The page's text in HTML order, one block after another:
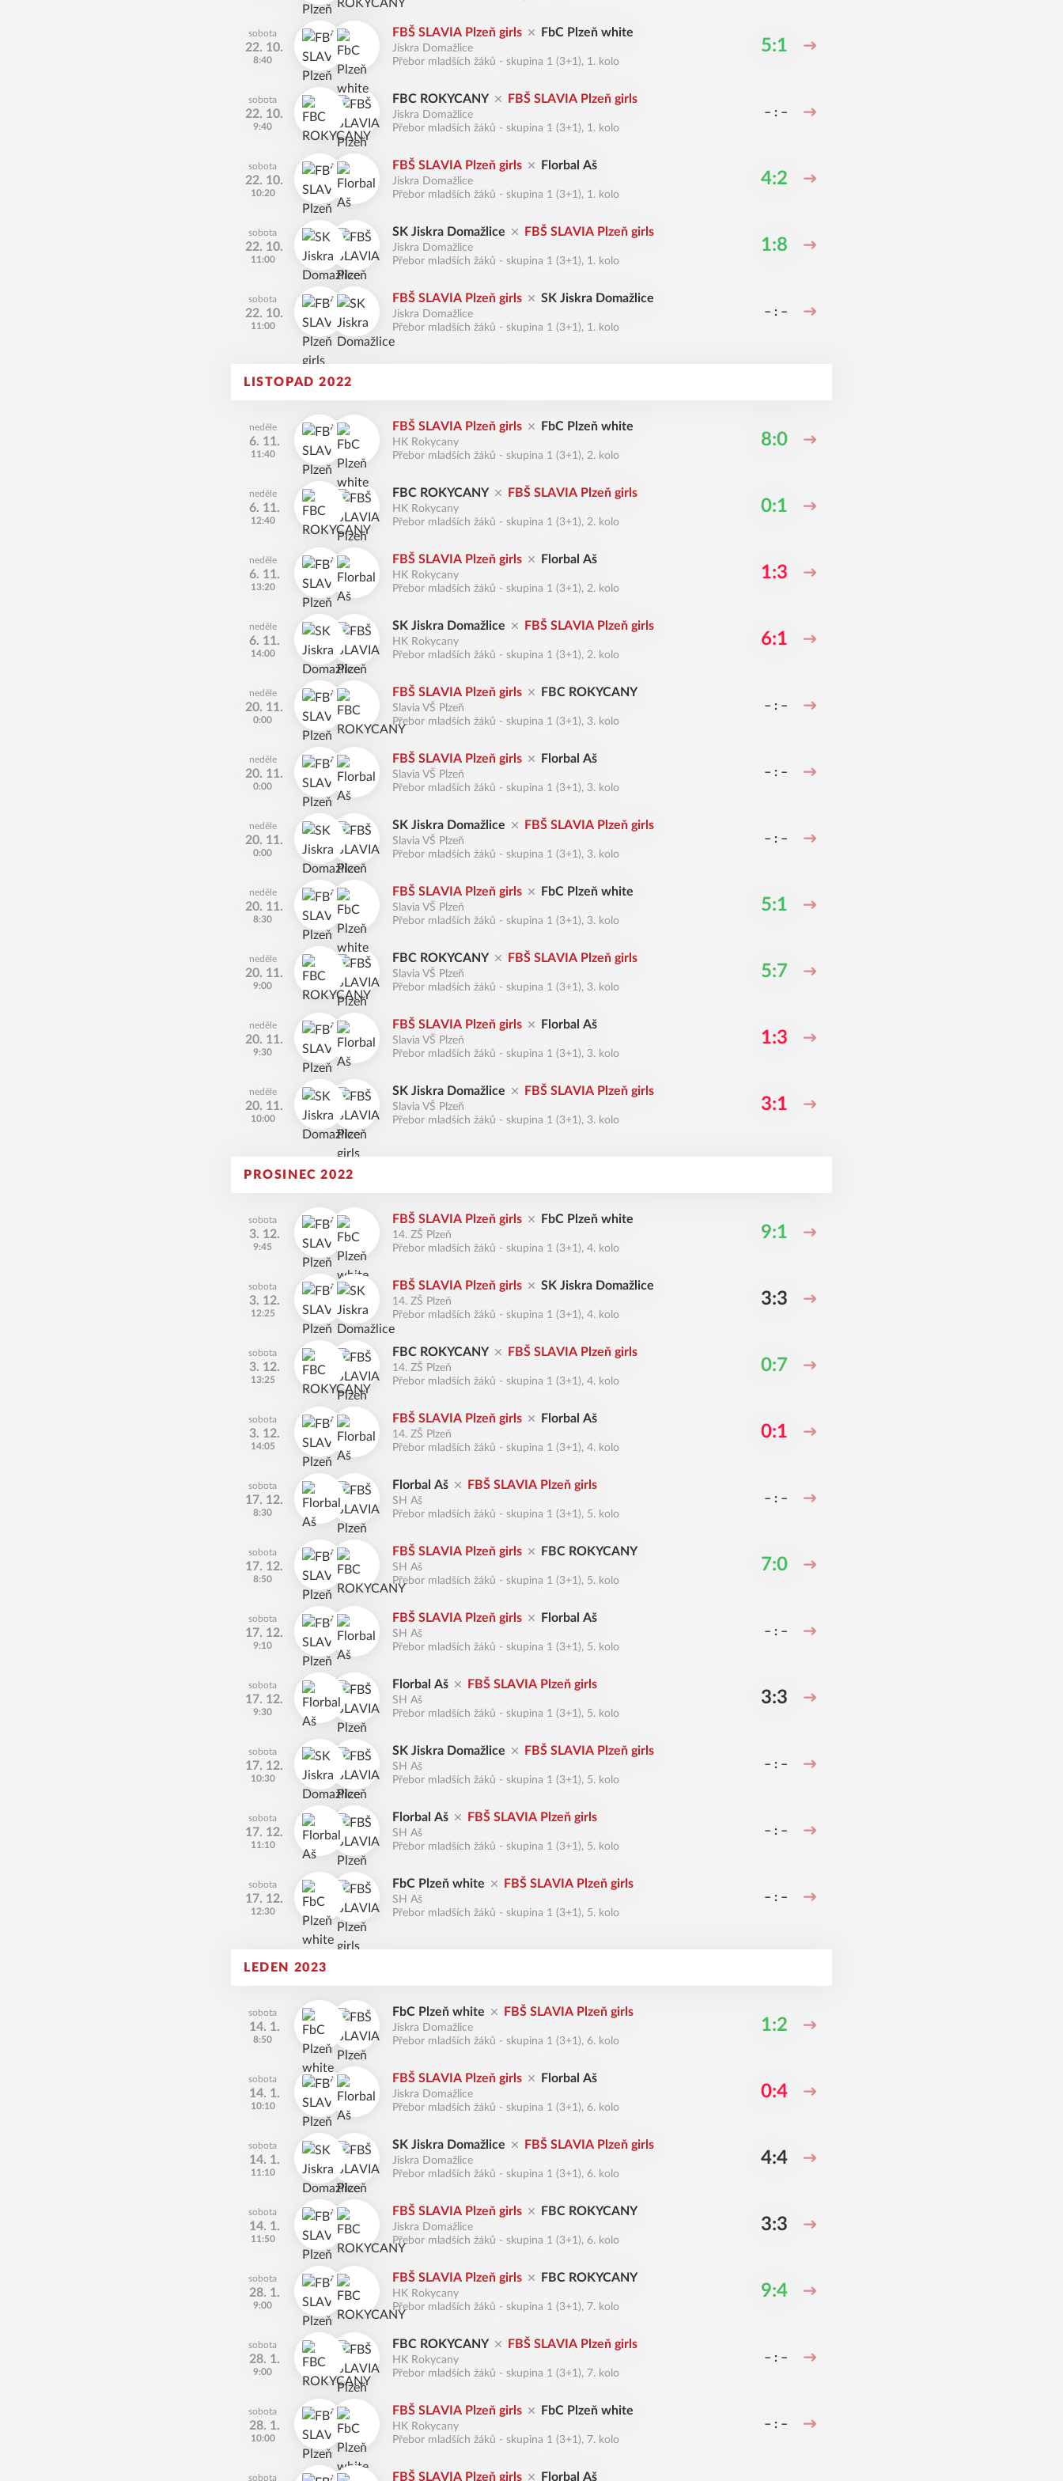
sobota
22. 10.
8:40
FBŠ SLAVIA Plzeň girls FbC Plzeň white
Jiskra Domažlice
Přebor mladších žáků - skupina 1 (3+1), 1. kolo
5:1
sobota
22. 10.
9:40
FBC ROKYCANY FBŠ SLAVIA Plzeň girls
Jiskra Domažlice
Přebor mladších žáků - skupina 1 (3+1), 1. kolo
– : –
sobota
22. 10.
10:20
FBŠ SLAVIA Plzeň girls Florbal Aš
Jiskra Domažlice
Přebor mladších žáků - skupina 1 (3+1), 1. kolo
4:2
sobota
22. 10.
11:00
SK Jiskra Domažlice FBŠ SLAVIA Plzeň girls
Jiskra Domažlice
Přebor mladších žáků - skupina 1 (3+1), 1. kolo
1:8
sobota
22. 10.
11:00
FBŠ SLAVIA Plzeň girls SK Jiskra Domažlice
Jiskra Domažlice
Přebor mladších žáků - skupina 1 (3+1), 1. kolo
– : –
LISTOPAD 2022
neděle
6. 11.
11:40
FBŠ SLAVIA Plzeň girls FbC Plzeň white
HK Rokycany
Přebor mladších žáků - skupina 1 (3+1), 2. kolo
8:0
neděle
6. 11.
12:40
FBC ROKYCANY FBŠ SLAVIA Plzeň girls
HK Rokycany
Přebor mladších žáků - skupina 1 (3+1), 2. kolo
0:1
neděle
6. 11.
13:20
FBŠ SLAVIA Plzeň girls Florbal Aš
HK Rokycany
Přebor mladších žáků - skupina 1 (3+1), 2. kolo
1:3
neděle
6. 11.
14:00
SK Jiskra Domažlice FBŠ SLAVIA Plzeň girls
HK Rokycany
Přebor mladších žáků - skupina 1 (3+1), 2. kolo
6:1
neděle
20. 11.
0:00
FBŠ SLAVIA Plzeň girls FBC ROKYCANY
Slavia VŠ Plzeň
Přebor mladších žáků - skupina 1 (3+1), 3. kolo
– : –
neděle
20. 11.
0:00
FBŠ SLAVIA Plzeň girls Florbal Aš
Slavia VŠ Plzeň
Přebor mladších žáků - skupina 1 (3+1), 3. kolo
– : –
neděle
20. 11.
0:00
SK Jiskra Domažlice FBŠ SLAVIA Plzeň girls
Slavia VŠ Plzeň
Přebor mladších žáků - skupina 1 (3+1), 3. kolo
– : –
neděle
20. 11.
8:30
FBŠ SLAVIA Plzeň girls FbC Plzeň white
Slavia VŠ Plzeň
Přebor mladších žáků - skupina 1 (3+1), 3. kolo
5:1
neděle
20. 11.
9:00
FBC ROKYCANY FBŠ SLAVIA Plzeň girls
Slavia VŠ Plzeň
Přebor mladších žáků - skupina 1 (3+1), 3. kolo
5:7
neděle
20. 11.
9:30
FBŠ SLAVIA Plzeň girls Florbal Aš
Slavia VŠ Plzeň
Přebor mladších žáků - skupina 1 (3+1), 3. kolo
1:3
neděle
20. 11.
10:00
SK Jiskra Domažlice FBŠ SLAVIA Plzeň girls
Slavia VŠ Plzeň
Přebor mladších žáků - skupina 1 (3+1), 3. kolo
3:1
PROSINEC 2022
sobota
3. 12.
9:45
FBŠ SLAVIA Plzeň girls FbC Plzeň white
14. ZŠ Plzeň
Přebor mladších žáků - skupina 1 (3+1), 4. kolo
9:1
sobota
3. 12.
12:25
FBŠ SLAVIA Plzeň girls SK Jiskra Domažlice
14. ZŠ Plzeň
Přebor mladších žáků - skupina 1 (3+1), 4. kolo
3:3
sobota
3. 12.
13:25
FBC ROKYCANY FBŠ SLAVIA Plzeň girls
14. ZŠ Plzeň
Přebor mladších žáků - skupina 1 (3+1), 4. kolo
0:7
sobota
3. 12.
14:05
FBŠ SLAVIA Plzeň girls Florbal Aš
14. ZŠ Plzeň
Přebor mladších žáků - skupina 1 (3+1), 4. kolo
0:1
sobota
17. 12.
8:30
Florbal Aš FBŠ SLAVIA Plzeň girls
SH Aš
Přebor mladších žáků - skupina 1 (3+1), 5. kolo
– : –
sobota
17. 12.
8:50
FBŠ SLAVIA Plzeň girls FBC ROKYCANY
SH Aš
Přebor mladších žáků - skupina 1 (3+1), 5. kolo
7:0
sobota
17. 12.
9:10
FBŠ SLAVIA Plzeň girls Florbal Aš
SH Aš
Přebor mladších žáků - skupina 1 (3+1), 5. kolo
– : –
sobota
17. 12.
9:30
Florbal Aš FBŠ SLAVIA Plzeň girls
SH Aš
Přebor mladších žáků - skupina 1 (3+1), 5. kolo
3:3
sobota
17. 12.
10:30
SK Jiskra Domažlice FBŠ SLAVIA Plzeň girls
SH Aš
Přebor mladších žáků - skupina 1 (3+1), 5. kolo
– : –
sobota
17. 12.
11:10
Florbal Aš FBŠ SLAVIA Plzeň girls
SH Aš
Přebor mladších žáků - skupina 1 (3+1), 5. kolo
– : –
sobota
17. 12.
12:30
FbC Plzeň white FBŠ SLAVIA Plzeň girls
SH Aš
Přebor mladších žáků - skupina 1 (3+1), 5. kolo
– : –
LEDEN 2023
sobota
14. 1.
8:50
FbC Plzeň white FBŠ SLAVIA Plzeň girls
Jiskra Domažlice
Přebor mladších žáků - skupina 1 (3+1), 6. kolo
1:2
sobota
14. 1.
10:10
FBŠ SLAVIA Plzeň girls Florbal Aš
Jiskra Domažlice
Přebor mladších žáků - skupina 1 (3+1), 6. kolo
0:4
sobota
14. 1.
11:10
SK Jiskra Domažlice FBŠ SLAVIA Plzeň girls
Jiskra Domažlice
Přebor mladších žáků - skupina 1 (3+1), 6. kolo
4:4
sobota
14. 1.
11:50
FBŠ SLAVIA Plzeň girls FBC ROKYCANY
Jiskra Domažlice
Přebor mladších žáků - skupina 1 (3+1), 6. kolo
3:3
sobota
28. 1.
9:00
FBŠ SLAVIA Plzeň girls FBC ROKYCANY
HK Rokycany
Přebor mladších žáků - skupina 1 (3+1), 7. kolo
9:4
sobota
28. 1.
9:00
FBC ROKYCANY FBŠ SLAVIA Plzeň girls
HK Rokycany
Přebor mladších žáků - skupina 1 (3+1), 7. kolo
– : –
sobota
28. 1.
10:00
FBŠ SLAVIA Plzeň girls FbC Plzeň white
HK Rokycany
Přebor mladších žáků - skupina 1 (3+1), 7. kolo
– : –
sobota FBŠ SLAVIA Plzeň girls Florbal Aš